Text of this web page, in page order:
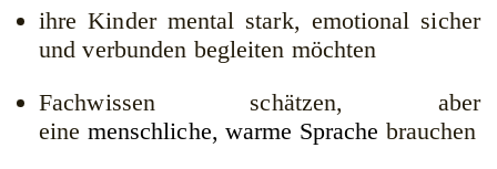
ihre Kinder mental stark, emotional sicher
und verbunden begleiten möchten
Fachwissen schätzen, aber
eine menschliche, warme Sprache brauchen